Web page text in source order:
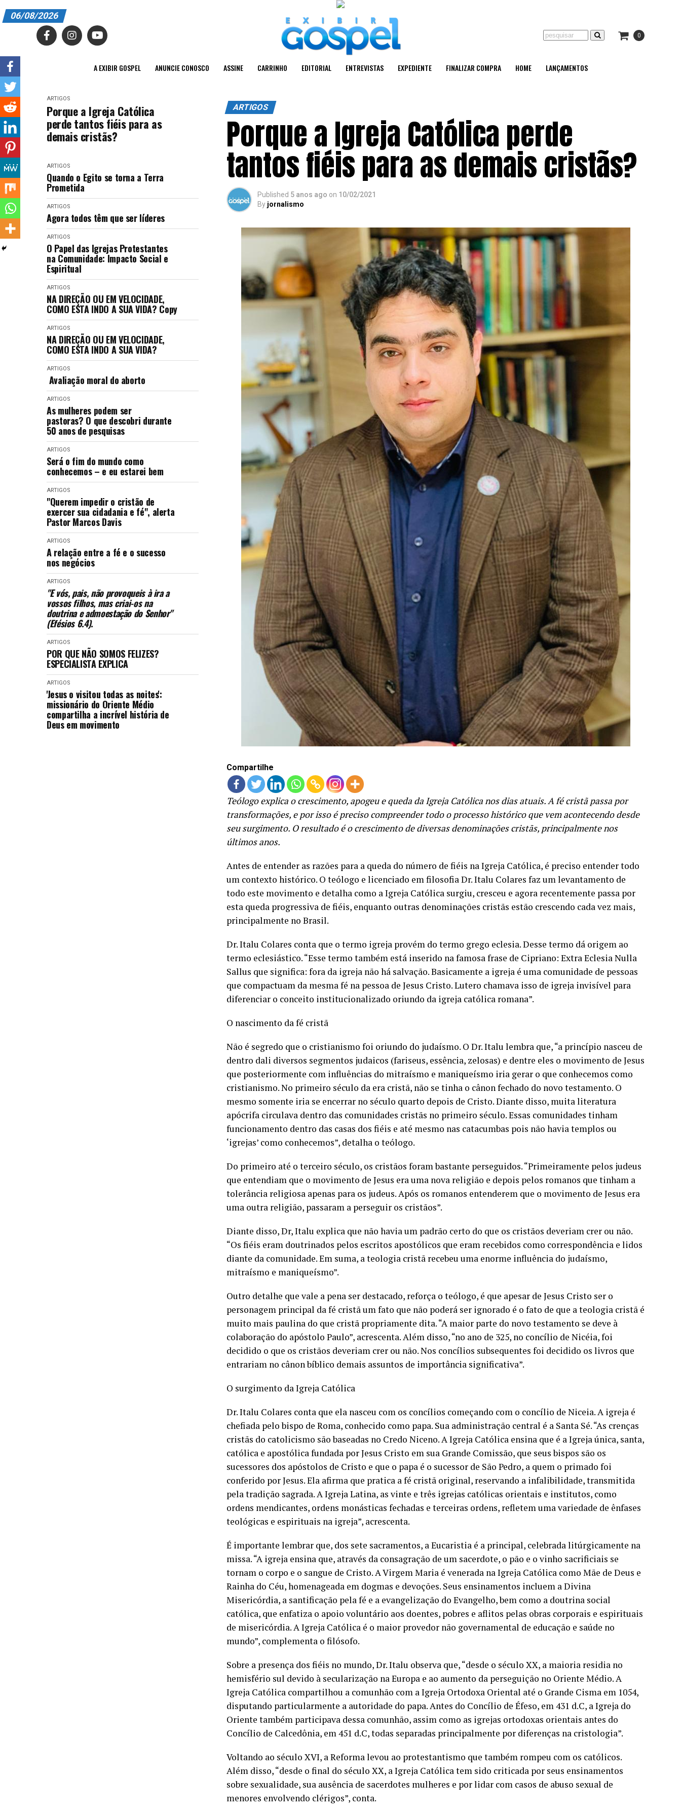
A EXIBIR GOSPEL
EDITORIAL
EXPEDIENTE
FINALIZAR COMPRA
HOME
LANÇAMENTOS
06/08/2026
0
A EXIBIR GOSPEL ANUNCIE CONOSCO ASSINE CARRINHO EDITORIAL ENTREVISTAS EXPEDIENTE FINALIZAR COMPRA HOME LANÇAMENTOS
ARTIGOS
Porque a Igreja Católica
perde tantos fiéis para as
demais cristãs?
ARTIGOS
Quando o Egito se torna a Terra
Prometida
ARTIGOS
Agora todos têm que ser líderes
ARTIGOS
O Papel das Igrejas Protestantes
na Comunidade: Impacto Social e
Espiritual
ARTIGOS
NA DIREÇÃO OU EM VELOCIDADE,
COMO ESTA INDO A SUA VIDA? Copy
ARTIGOS
NA DIREÇÃO OU EM VELOCIDADE,
COMO ESTA INDO A SUA VIDA?
ARTIGOS
Avaliação moral do aborto
ARTIGOS
As mulheres podem ser
pastoras? O que descobri durante
50 anos de pesquisas
ARTIGOS
Será o fim do mundo como
conhecemos – e eu estarei bem
ARTIGOS
"Querem impedir o cristão de
exercer sua cidadania e fé", alerta
Pastor Marcos Davis
ARTIGOS
A relação entre a fé e o sucesso
nos negócios
ARTIGOS
"E vós, pais, não provoqueis à ira a
vossos filhos, mas criai-os na
doutrina e admoestação do Senhor"
(Efésios 6.4).
ARTIGOS
POR QUE NÃO SOMOS FELIZES?
ESPECIALISTA EXPLICA
ARTIGOS
'Jesus o visitou todas as noites':
missionário do Oriente Médio
compartilha a incrível história de
Deus em movimento
ARTIGOS
Porque a Igreja Católica perde
tantos fiéis para as demais cristãs?
Published 5 anos ago on 10/02/2021
By jornalismo
Compartilhe
Teólogo explica o crescimento, apogeu e queda da Igreja Católica nos dias atuais. A fé cristã passa por
transformações, e por isso é preciso compreender todo o processo histórico que vem acontecendo desde
seu surgimento. O resultado é o crescimento de diversas denominações cristãs, principalmente nos
últimos anos.
Antes de entender as razões para a queda do número de fiéis na Igreja Católica, é preciso entender todo
um contexto histórico. O teólogo e licenciado em filosofia Dr. Italu Colares faz um levantamento de
todo este movimento e detalha como a Igreja Católica surgiu, cresceu e agora recentemente passa por
esta queda progressiva de fiéis, enquanto outras denominações cristãs estão crescendo cada vez mais,
principalmente no Brasil.
Dr. Italu Colares conta que o termo igreja provém do termo grego eclesia. Desse termo dá origem ao
termo eclesiástico. “Esse termo também está inserido na famosa frase de Cipriano: Extra Eclesia Nulla
Sallus que significa: fora da igreja não há salvação. Basicamente a igreja é uma comunidade de pessoas
que compactuam da mesma fé na pessoa de Jesus Cristo. Lutero chamava isso de igreja invisível para
diferenciar o conceito institucionalizado oriundo da igreja católica romana”.
O nascimento da fé cristã
Não é segredo que o cristianismo foi oriundo do judaísmo. O Dr. Italu lembra que, “a princípio nasceu de
dentro dali diversos segmentos judaicos (fariseus, essência, zelosas) e dentre eles o movimento de Jesus
que posteriormente com influências do mitraísmo e maniqueísmo iria gerar o que conhecemos como
cristianismo. No primeiro século da era cristã, não se tinha o cânon fechado do novo testamento. O
mesmo somente iria se encerrar no século quarto depois de Cristo. Diante disso, muita literatura
apócrifa circulava dentro das comunidades cristãs no primeiro século. Essas comunidades tinham
funcionamento dentro das casas dos fiéis e até mesmo nas catacumbas pois não havia templos ou
‘igrejas’ como conhecemos”, detalha o teólogo.
Do primeiro até o terceiro século, os cristãos foram bastante perseguidos. “Primeiramente pelos judeus
que entendiam que o movimento de Jesus era uma nova religião e depois pelos romanos que tinham a
tolerância religiosa apenas para os judeus. Após os romanos entenderem que o movimento de Jesus era
uma outra religião, passaram a perseguir os cristãos”.
Diante disso, Dr, Italu explica que não havia um padrão certo do que os cristãos deveriam crer ou não.
“Os fiéis eram doutrinados pelos escritos apostólicos que eram recebidos como correspondência e lidos
diante da comunidade. Em suma, a teologia cristã recebeu uma enorme influência do judaísmo,
mitraísmo e maniqueísmo”.
Outro detalhe que vale a pena ser destacado, reforça o teólogo, é que apesar de Jesus Cristo ser o
personagem principal da fé cristã um fato que não poderá ser ignorado é o fato de que a teologia cristã é
muito mais paulina do que cristã propriamente dita. “A maior parte do novo testamento se deve à
colaboração do apóstolo Paulo”, acrescenta. Além disso, “no ano de 325, no concílio de Nicéia, foi
decidido o que os cristãos deveriam crer ou não. Nos concílios subsequentes foi decidido os livros que
entrariam no cânon bíblico demais assuntos de importância significativa”.
O surgimento da Igreja Católica
Dr. Italu Colares conta que ela nasceu com os concílios começando com o concílio de Niceia. A igreja é
chefiada pelo bispo de Roma, conhecido como papa. Sua administração central é a Santa Sé. “As crenças
cristãs do catolicismo são baseadas no Credo Niceno. A Igreja Católica ensina que é a Igreja única, santa,
católica e apostólica fundada por Jesus Cristo em sua Grande Comissão, que seus bispos são os
sucessores dos apóstolos de Cristo e que o papa é o sucessor de São Pedro, a quem o primado foi
conferido por Jesus. Ela afirma que pratica a fé cristã original, reservando a infalibilidade, transmitida
pela tradição sagrada. A Igreja Latina, as vinte e três igrejas católicas orientais e institutos, como
ordens mendicantes, ordens monásticas fechadas e terceiras ordens, refletem uma variedade de ênfases
teológicas e espirituais na igreja”, acrescenta.
É importante lembrar que, dos sete sacramentos, a Eucaristia é a principal, celebrada litúrgicamente na
missa. “A igreja ensina que, através da consagração de um sacerdote, o pão e o vinho sacrificiais se
tornam o corpo e o sangue de Cristo. A Virgem Maria é venerada na Igreja Católica como Mãe de Deus e
Rainha do Céu, homenageada em dogmas e devoções. Seus ensinamentos incluem a Divina
Misericórdia, a santificação pela fé e a evangelização do Evangelho, bem como a doutrina social
católica, que enfatiza o apoio voluntário aos doentes, pobres e aflitos pelas obras corporais e espirituais
de misericórdia. A Igreja Católica é o maior provedor não governamental de educação e saúde no
mundo”, complementa o filósofo.
Sobre a presença dos fiéis no mundo, Dr. Italu observa que, “desde o século XX, a maioria residia no
hemisfério sul devido à secularização na Europa e ao aumento da perseguição no Oriente Médio. A
Igreja Católica compartilhou a comunhão com a Igreja Ortodoxa Oriental até o Grande Cisma em 1054,
disputando particularmente a autoridade do papa. Antes do Concílio de Éfeso, em 431 d.C, a Igreja do
Oriente também participava dessa comunhão, assim como as igrejas ortodoxas orientais antes do
Concílio de Calcedônia, em 451 d.C, todas separadas principalmente por diferenças na cristologia”.
Voltando ao século XVI, a Reforma levou ao protestantismo que também rompeu com os católicos.
Além disso, “desde o final do século XX, a Igreja Católica tem sido criticada por seus ensinamentos
sobre sexualidade, sua ausência de sacerdotes mulheres e por lidar com casos de abuso sexual de
menores envolvendo clérigos”, conta.